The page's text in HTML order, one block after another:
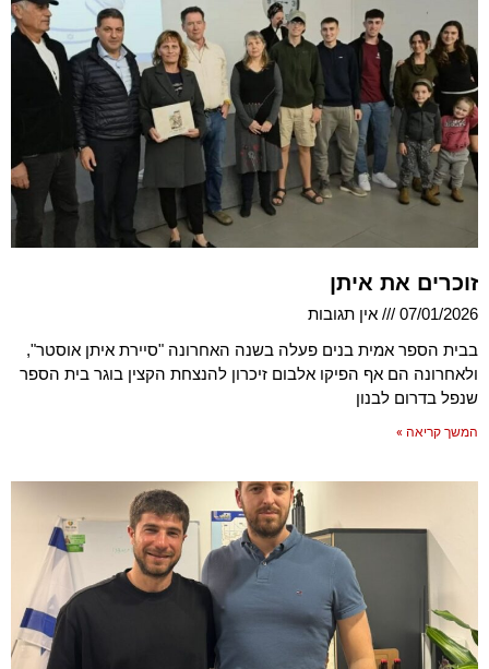
זוכרים את איתן
07/01/2026
אין תגובות
בבית הספר אמית בנים פעלה בשנה האחרונה "סיירת איתן אוסטר",
ולאחרונה הם אף הפיקו אלבום זיכרון להנצחת הקצין בוגר בית הספר
שנפל בדרום לבנון
המשך קריאה »